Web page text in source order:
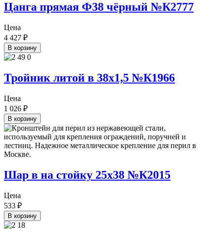
Цанга прямая Ф38 чёрный №К2777
Цена
4 427 ₽
В корзину
Тройник литой в 38х1,5 №К1966
Цена
1 026 ₽
В корзину
Шар в на стойку 25х38 №К2015
Цена
533 ₽
В корзину